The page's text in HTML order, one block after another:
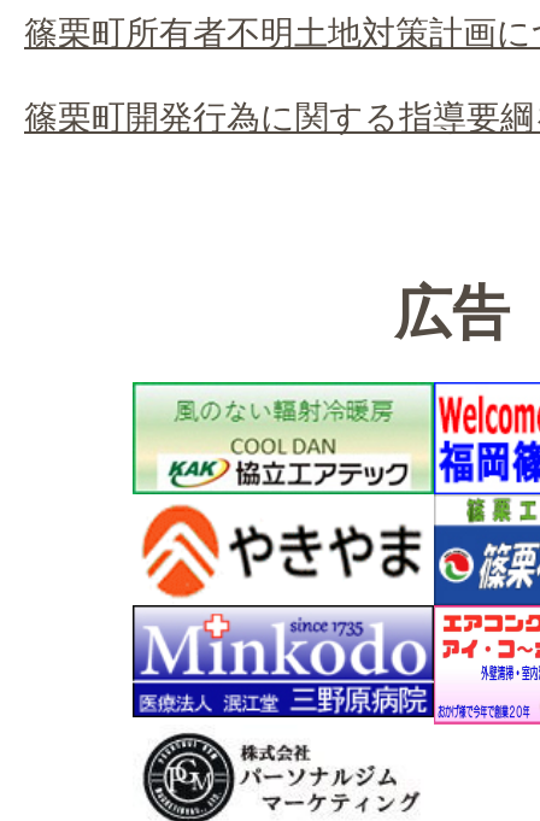
篠栗町所有者不明土地対策計画
篠栗町開発行為に関する指導要
広告